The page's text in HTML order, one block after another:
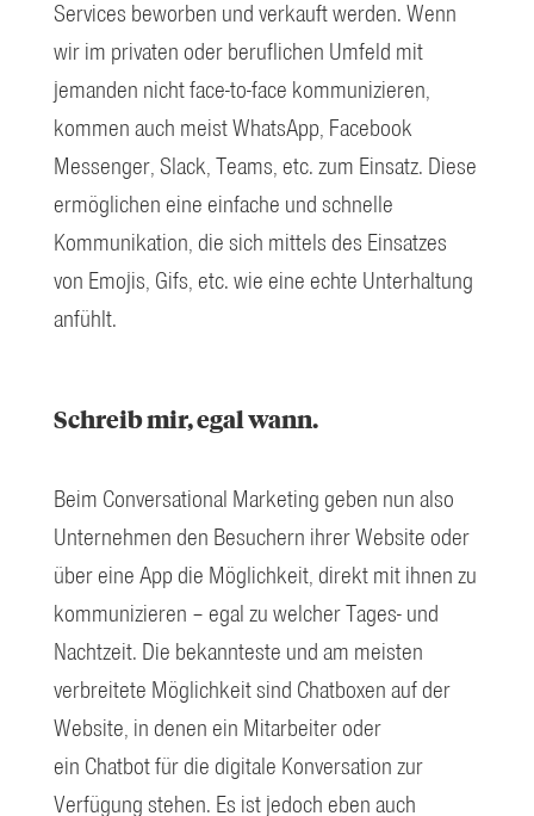
Services beworben und verkauft werden. Wenn
wir im privaten oder beruflichen Umfeld mit
jemanden nicht face-to-face kommunizieren,
kommen auch meist WhatsApp, Facebook
Messenger, Slack, Teams, etc. zum Einsatz. Diese
ermöglichen eine einfache und schnelle
Kommunikation, die sich mittels des Einsatzes
von Emojis, Gifs, etc. wie eine echte Unterhaltung
anfühlt.
Schreib mir, egal wann.
Beim Conversational Marketing geben nun also
Unternehmen den Besuchern ihrer Website oder
über eine App die Möglichkeit, direkt mit ihnen zu
kommunizieren – egal zu welcher Tages- und
Nachtzeit. Die bekannteste und am meisten
verbreitete Möglichkeit sind Chatboxen auf der
Website, in denen ein Mitarbeiter oder
ein Chatbot für die digitale Konversation zur
Verfügung stehen. Es ist jedoch eben auch